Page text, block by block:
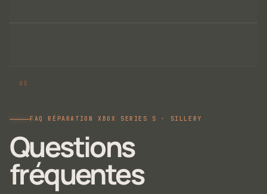
FAQ RÉPARATION XBOX SERIES S · SILLERY
Questions
fréquentes